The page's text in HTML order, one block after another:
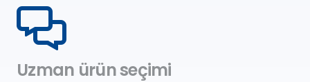
Uzman ürün seçimi